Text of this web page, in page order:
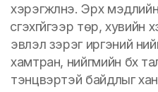
хэрэгжүүлнэ. Эрх
үүсгэхгүйгээр төр,
эвлэл зэрэг иргэний
хамтран, нийгмийн бүх
тэнцвэртэй байдлыг